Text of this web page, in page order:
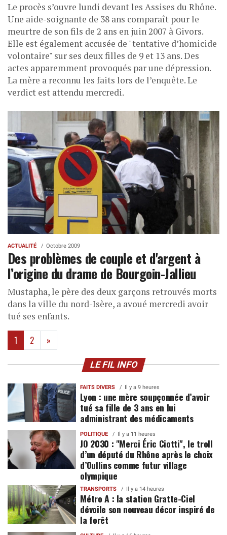
Le procès s’ouvre lundi devant les Assises du Rhône.
Une aide-soignante de 38 ans comparaît pour le
meurtre de son fils de 2 ans en juin 2007 à Givors.
Elle est également accusée de "tentative d’homicide
volontaire" sur ses deux filles de 9 et 13 ans. Des
actes apparemment provoqués par une dépression.
La mère a reconnu les faits lors de l’enquête. Le
verdict est attendu mercredi.
ACTUALITÉ Octobre 2009
Des problèmes de couple et d'argent à
l’origine du drame de Bourgoin-Jallieu
Mustapha, le père des deux garçons retrouvés morts
dans la ville du nord-Isère, a avoué mercredi avoir
tué ses enfants.
1 (current)
2 »
LE FIL INFO
FAITS DIVERS Il y a 9 heures
Lyon : une mère soupçonnée d’avoir
tué sa fille de 3 ans en lui
administrant des médicaments
POLITIQUE Il y a 11 heures
JO 2030 : "Merci Éric Ciotti", le troll
d’un député du Rhône après le choix
d’Oullins comme futur village
olympique
TRANSPORTS Il y a 14 heures
Métro A : la station Gratte-Ciel
dévoile son nouveau décor inspiré de
la forêt